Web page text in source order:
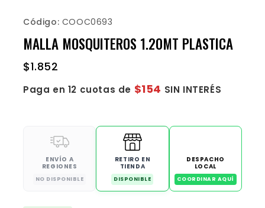
Código: COOC0693
MALLA MOSQUITEROS 1.20MT PLASTICA
$1.852
Paga en 12 cuotas de $154 SIN INTERÉS
ENVÍO A
REGIONES
NO DISPONIBLE
RETIRO EN
TIENDA
DISPONIBLE
DESPACHO
LOCAL
COORDINAR AQUÍ